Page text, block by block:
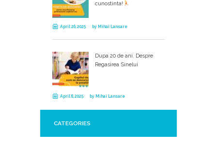
cunostinta!
April 26, 2025 by Mihai Lansare
Dupa 20 de ani. Despre
Regasirea Sinelui
April 8, 2025 by Mihai Lansare
CATEGORIES